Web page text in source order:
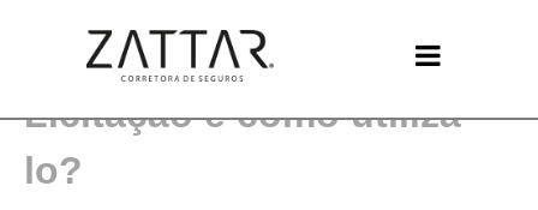
O que é Seguro Garantia
Licitação e como utilizá-
lo?